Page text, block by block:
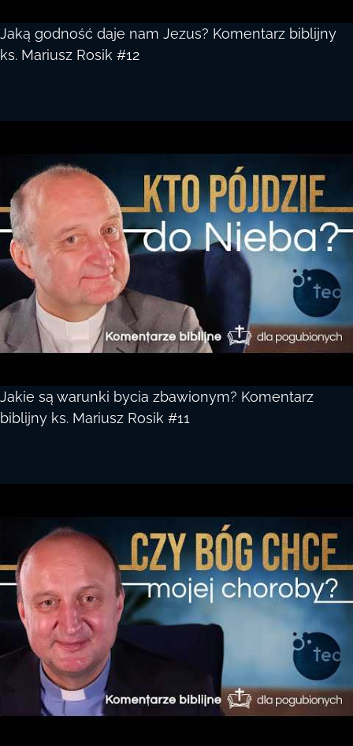
Jaką godność daje nam Jezus? Komentarz biblijny
ks. Mariusz Rosik #12
Jakie są warunki bycia zbawionym? Komentarz
biblijny ks. Mariusz Rosik #11